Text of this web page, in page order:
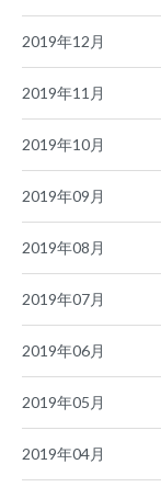
2019年12月
2019年11月
2019年10月
2019年09月
2019年08月
2019年07月
2019年06月
2019年05月
2019年04月